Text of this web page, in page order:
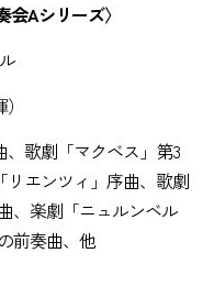
会Aシリーズ〉
歌劇「マクベス」第3
エンツィ」序曲、歌劇
、楽劇「ニュルンベル
前奏曲、他